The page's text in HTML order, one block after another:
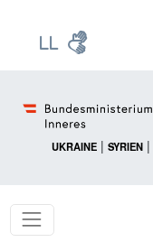
UKRAINE | SYRIEN |